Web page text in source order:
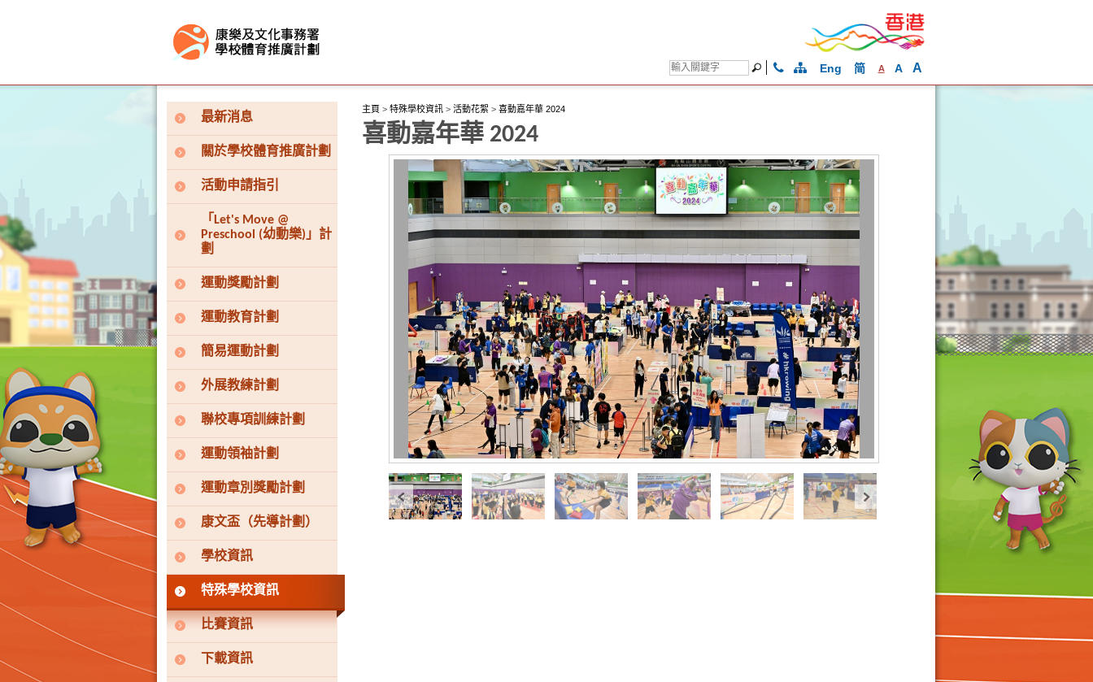
Eng 简 A A A
按“Tab”進入菜單
最新消息
關於學校體育推廣計劃
活動申請指引
「Let's Move @
Preschool (幼動樂)」計
劃
運動獎勵計劃
運動教育計劃
簡易運動計劃
外展教練計劃
聯校專項訓練計劃
運動領袖計劃
運動章別獎勵計劃
康文盃（先導計劃）
學校資訊
特殊學校資訊
比賽資訊
下載資訊
主頁 > 特殊學校資訊> 活動花絮 > 喜動嘉年華 2024
喜動嘉年華 2024